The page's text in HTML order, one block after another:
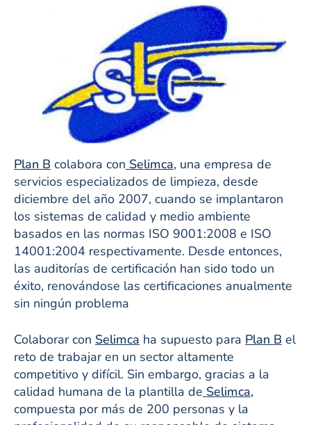
Plan B colabora con Selimca, una empresa de
servicios especializados de limpieza, desde
diciembre del año 2007, cuando se implantaron
los sistemas de calidad y medio ambiente
basados en las normas ISO 9001:2008 e ISO
14001:2004 respectivamente. Desde entonces,
las auditorías de certificación han sido todo un
éxito, renovándose las certificaciones anualmente
sin ningún problema
Colaborar con Selimca ha supuesto para Plan B el
reto de trabajar en un sector altamente
competitivo y difícil. Sin embargo, gracias a la
calidad humana de la plantilla de Selimca,
compuesta por más de 200 personas y la